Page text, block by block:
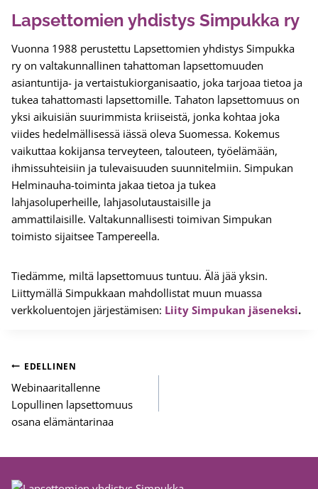
Lapsettomien yhdistys Simpukka ry
Vuonna 1988 perustettu Lapsettomien yhdistys Simpukka
ry on valtakunnallinen tahattoman lapsettomuuden
asiantuntija- ja vertaistukiorganisaatio, joka tarjoaa tietoa ja
tukea tahattomasti lapsettomille. Tahaton lapsettomuus on
yksi aikuisiän suurimmista kriiseistä, jonka kohtaa joka
viides hedelmällisessä iässä oleva Suomessa. Kokemus
vaikuttaa kokijansa terveyteen, talouteen, työelämään,
ihmissuhteisiin ja tulevaisuuden suunnitelmiin. Simpukan
Helminauha-toiminta jakaa tietoa ja tukea
lahjasoluperheille, lahjasolutaustaisille ja
ammattilaisille. Valtakunnallisesti toimivan Simpukan
toimisto sijaitsee Tampereella.
Tiedämme, miltä lapsettomuus tuntuu. Älä jää yksin.
Liittymällä Simpukkaan mahdollistat muun muassa
verkkoluentojen järjestämisen: Liity Simpukan jäseneksi.
Artikkelien
selaus
EDELLINEN
Webinaaritallenne
Lopullinen lapsettomuus
osana elämäntarinaa